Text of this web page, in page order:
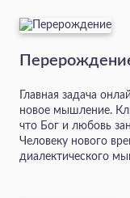
Главная задача
новое мышление.
что Бог и любовь
Человеку нового
диалектического